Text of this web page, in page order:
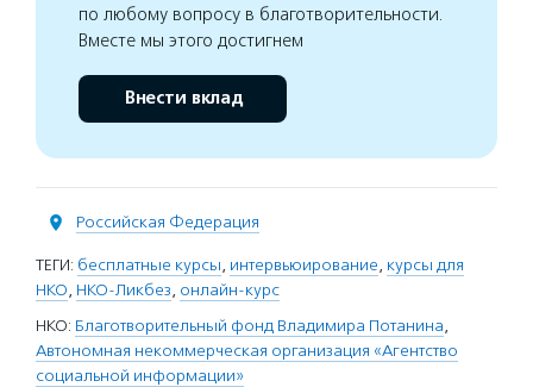
по любому вопросу в благотворительности.
Вместе мы этого достигнем
Внести вклад
Российская Федерация
ТЕГИ: бесплатные курсы, интервьюирование, курсы для
НКО, НКО-Ликбез, онлайн-курс
НКО: Благотворительный фонд Владимира Потанина,
Автономная некоммерческая организация «Агентство
социальной информации»